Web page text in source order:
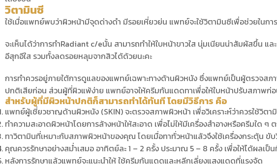
วิตามินซี
ใช้เมื่อแพทย์พบว่าผิวหน้ามีจุดด่างดำ มีรอยเหี่ยวย่น แพทย์จะใช้วิตามินซีเพื่อช่วยในก
จะเห็นได้ว่าการทำRadiant c/eนั้น สามารถทำให้ใบหน้าขาวใส นุ่มเนียนน่าสัมผัสขึ้น
อีสุกอีใส รวมทั้งลดรอยหลุมจากสิวได้ด้วยนะคะ
การทำควรอยู่ภายใต้การดูแลของแพทย์เฉพาะทางด้านผิวหนัง ซึ่งแพทย์เป็นผู้ตรวจส
ปกติเสียก่อน ส่วนผู้ที่ผิวแพ้ง่าย แพทย์อาจให้ครีมกันแดดทาเพื่อให้ใบหน้าปรับสภาพก่
สำหรับผู้ที่มีผิวหน้าปกติก็สามารถทำได้ทันที โดยมีวิธีการ คือ
แพทย์ผู้เชี่ยวชาญด้านผิวหนัง (SKIN) จะตรวจสภาพผิวหน้า เพื่อวิเคราะห์ว่าควรใช้วิต
ทำความสะอาดผิวหน้าโดยการล้างหน้าให้สะอาด เพื่อไม่ให้มีเครื่องสำอางหรือครีมใด
ทาวิตามินที่เหมาะกับสภาพผิวหน้าของคุณ โดยเมื่อทาทั่วหน้าแล้วจึงใช้เครื่องกระตุ้น
คุณควรรักษาอย่างสม่ำเสมอ อาทิตย์ละ 1 – 2 ครั้ง ประมาณ 5 – 8 ครั้ง เพื่อให้ได้ผลเป็
หลังการรักษาแล้วแพทย์จะแนะนำให้ ใช้ครีมกันแดดและหลีกเลี่ยงแสงแดดที่แรงจัด